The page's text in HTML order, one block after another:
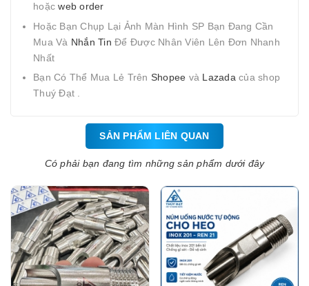
hoặcweb order
Hoặc Bạn Chụp Lại Ảnh Màn Hình SP Bạn Đang Cần
Mua Và Nhắn Tin Để Được Nhân Viên Lên Đơn Nhanh
Nhất
Bạn Có Thể Mua Lẻ Trên Shopee và Lazada của shop
Thuý Đạt .
SẢN PHẨM LIÊN QUAN
Có phải bạn đang tìm những sản phẩm dưới đây